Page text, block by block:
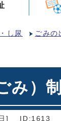
し尿 ごみの
み）
] ID:1613